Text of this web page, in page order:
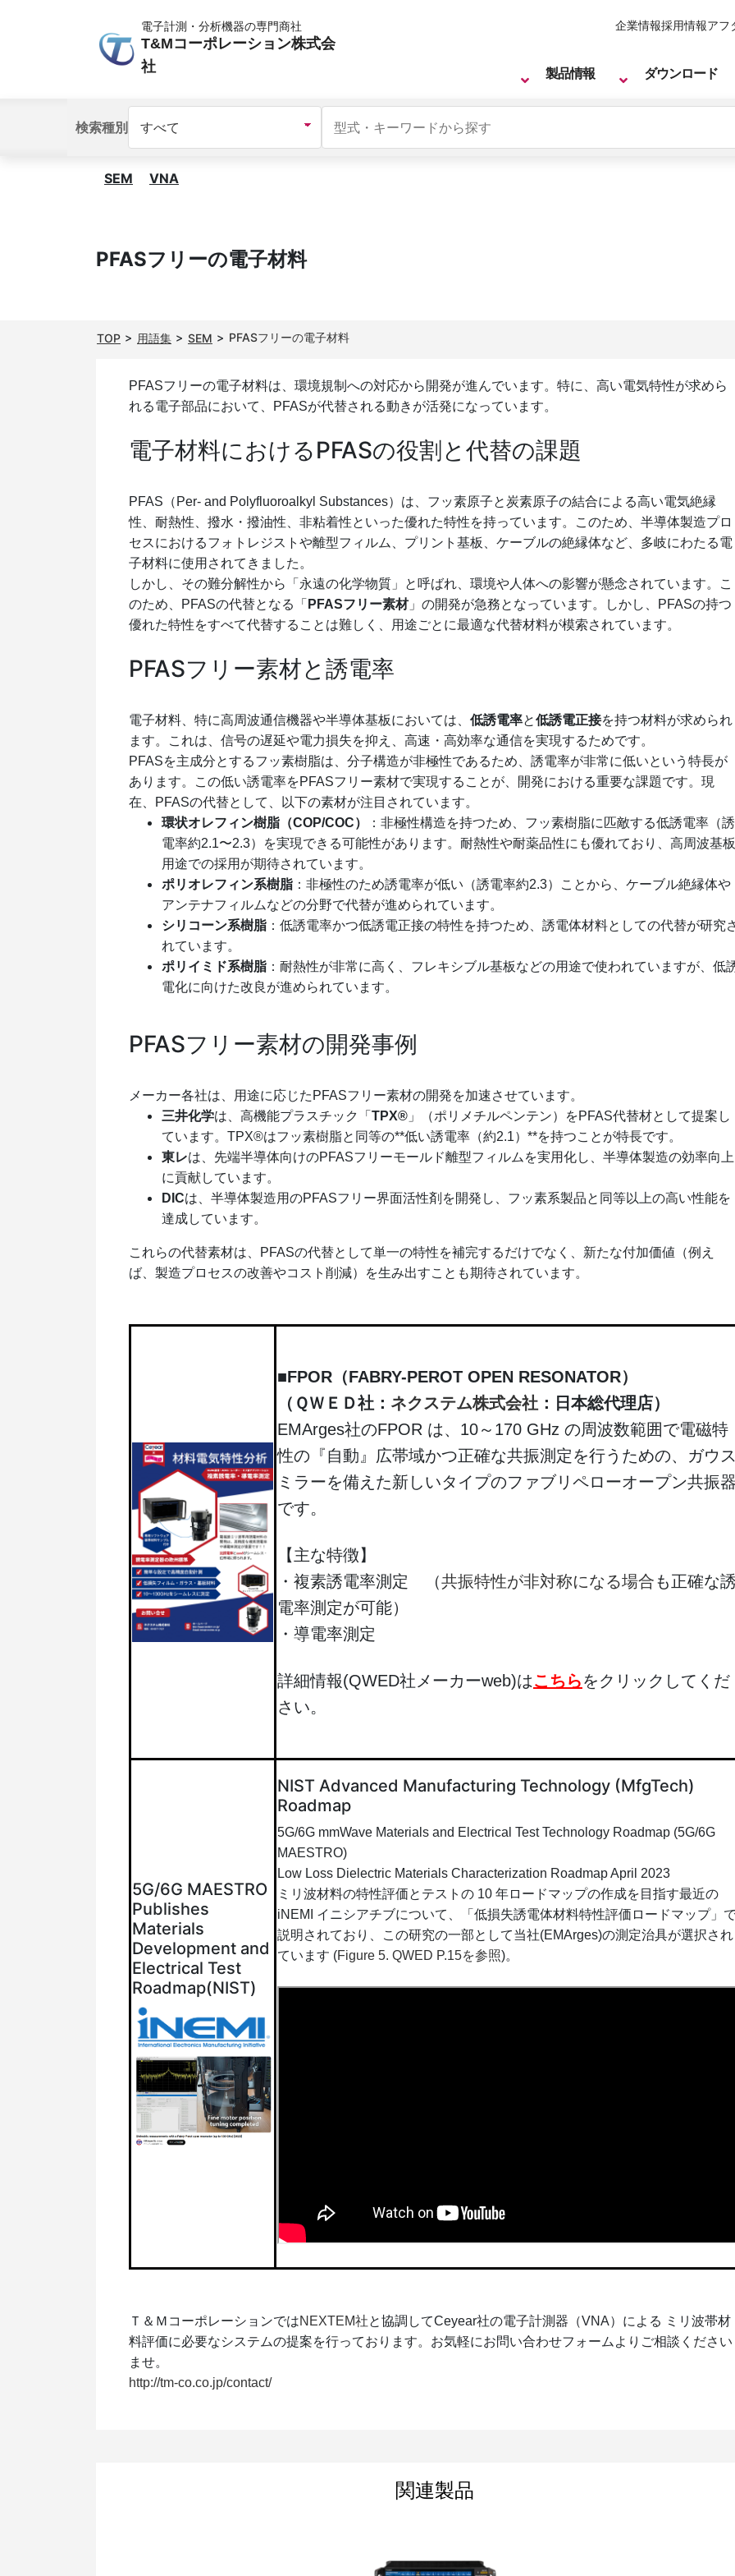
電子計測・分析機器の専門商社
T&Mコーポレーション株式会
社
製品情報 ダウンロード
検索種別
企業情報採用情報アフ
SEM VNA
PFASフリーの電子材料
TOP 用語集 SEM PFASフリーの電子材料
PFASフリーの電子材料は、環境規制への対応から開発が進んでいます。特に、高い電気特性が求めら
れる電子部品において、PFASが代替される動きが活発になっています。
電子材料におけるPFASの役割と代替の課題
PFAS（Per- and Polyfluoroalkyl Substances）は、フッ素原子と炭素原子の結合による高い電気絶縁
性、耐熱性、撥水・撥油性、非粘着性といった優れた特性を持っています。このため、半導体製造プロ
セスにおけるフォトレジストや離型フィルム、プリント基板、ケーブルの絶縁体など、多岐にわたる電
子材料に使用されてきました。
しかし、その難分解性から「永遠の化学物質」と呼ばれ、環境や人体への影響が懸念されています。こ
のため、PFASの代替となる「 PFASフリー素材」の開発が急務となっています。しかし、PFASの持つ
優れた特性をすべて代替することは難しく、用途ごとに最適な代替材料が模索されています。
PFASフリー素材と誘電率
電子材料、特に高周波通信機器や半導体基板においては、 低誘電率と低誘電正接を持つ材料が求められ
ます。これは、信号の遅延や電力損失を抑え、高速・高効率な通信を実現するためです。
PFASを主成分とするフッ素樹脂は、分子構造が非極性であるため、誘電率が非常に低いという特長が
あります。この低い誘電率をPFASフリー素材で実現することが、開発における重要な課題です。現
在、PFASの代替として、以下の素材が注目されています。
環状オレフィン樹脂（COP/COC）
：非極性構造を持つため、フッ素樹脂に匹敵する低誘電率（誘
電率約2.1〜2.3）を実現できる可能性があります。耐熱性や耐薬品性にも優れており、高周波基板
用途での採用が期待されています。
ポリオレフィン系樹脂 ：非極性のため誘電率が低い（誘電率約2.3）ことから、ケーブル絶縁体や
アンテナフィルムなどの分野で代替が進められています。
シリコーン系樹脂 ：低誘電率かつ低誘電正接の特性を持つため、誘電体材料としての代替が研究
れています。
ポリイミド系樹脂 ：耐熱性が非常に高く、フレキシブル基板などの用途で使われていますが、低
電化に向けた改良が進められています。
PFASフリー素材の開発事例
メーカー各社は、用途に応じたPFASフリー素材の開発を加速させています。
三井化学は、高機能プラスチック「 TPX® 」（ポリメチルペンテン）をPFAS代替材として提案し
ています。TPX®はフッ素樹脂と同等の**低い誘電率（約2.1）**を持つことが特長です。
東レは、先端半導体向けのPFASフリーモールド離型フィルムを実用化し、半導体製造の効率向上
に貢献しています。
DICは、半導体製造用のPFASフリー界面活性剤を開発し、フッ素系製品と同等以上の高い性能を
達成しています。
これらの代替素材は、PFASの代替として単一の特性を補完するだけでなく、新たな付加価値（例え
ば、製造プロセスの改善やコスト削減）を生み出すことも期待されています。
■FPOR（FABRY-PEROT OPEN RESONATOR）
（ＱＷＥＤ社： ネクステム株式会社 ：日本総代理店）
EMArges社のFPOR は、10～170 GHz の周波数範囲で電磁特
性の『自動』広帯域かつ正確な共振測定を行うための、ガウ
ミラーを備えた新しいタイプのファブリペローオープン共振
です。
【主な特徴】
・複素誘電率測定 （共振特性が非対称になる場合も正確な
電率測定が可能）
・導電率測定
詳細情報(QWED社メーカーweb)はこちらをクリックしてくだ
さい。
5G/6G MAESTRO
Publishes
Materials
Development and
Electrical Test
Roadmap(NIST)
NIST Advanced Manufacturing Technology (MfgTech)
Roadmap
5G/6G mmWave Materials and Electrical Test Technology Roadmap (5G/6G
MAESTRO)
Low Loss Dielectric Materials Characterization Roadmap April 2023
ミリ波材料の特性評価とテストの 10 年ロードマップの作成を目指す最近の
iNEMI イニシアチブについて、「低損失誘電体材料特性評価ロードマップ」
説明されており、この研究の一部として当社(EMArges)の測定治具が選択され
ています (Figure 5. QWED P.15を参照)。
Ｔ＆ＭコーポレーションではNEXTEM社と協調してCeyear社の電子計測器（VNA）による ミリ波帯材
料評価に必要なシステムの提案を行っております。お気軽にお問い合わせフォームよりご相談ください
ませ。
http://tm-co.co.jp/contact/
関連製品